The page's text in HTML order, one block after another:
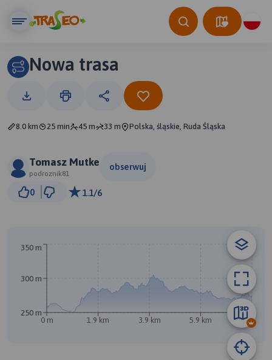
Nowa trasa
8.0 km 25 min 45 m 33 m Polska, śląskie, Ruda Śląska
Tomasz Mutke
podroznik81
obserwuj
0 1.1/6
0 m 1.9 km 3.9 km 5.9 km 7.9 km
250 m
300 m
350 m